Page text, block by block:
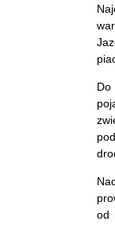
od